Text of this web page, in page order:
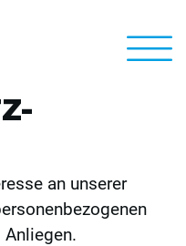
an unserer